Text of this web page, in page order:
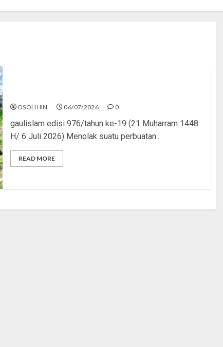
OSOLIHIN 06/07/2026 0
gaulislam edisi 976/tahun ke-19 (21 Muharram 1448
H/ 6 Juli 2026) Menolak suatu perbuatan...
READ MORE